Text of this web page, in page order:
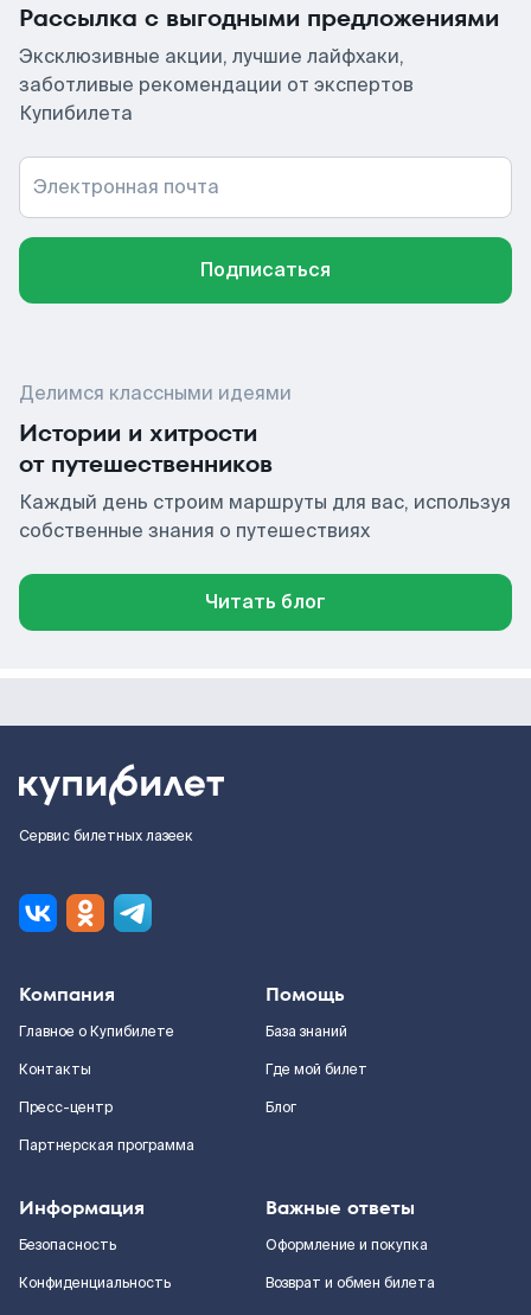
Рассылка с выгодными предложениями
Эксклюзивные акции, лучшие лайфхаки,
заботливые рекомендации от экспертов
Купибилета
Электронная почта
Подписаться
Делимся классными идеями
Истории и хитрости
от путешественников
Каждый день строим маршруты для вас, используя
собственные знания о путешествиях
Читать блог
Сервис билетных лазеек
Компания
Главное о Купибилете
Контакты
Пресс-центр
Партнерская программа
Помощь
База знаний
Где мой билет
Блог
Информация
Безопасность
Конфиденциальность
Важные ответы
Оформление и покупка
Возврат и обмен билета